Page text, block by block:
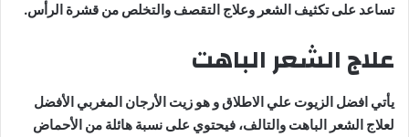
تساعد على تكثيف الشعر وعلاج التقصف والتخلص من قشرة الرأس.
علاج الشعر الباهت
يأتي افضل الزيوت علي الاطلاق و هو زيت الأرجان المغربي الأفضل
لعلاج الشعر الباهت والتالف، فيحتوي على نسبة هائلة من الأحماض